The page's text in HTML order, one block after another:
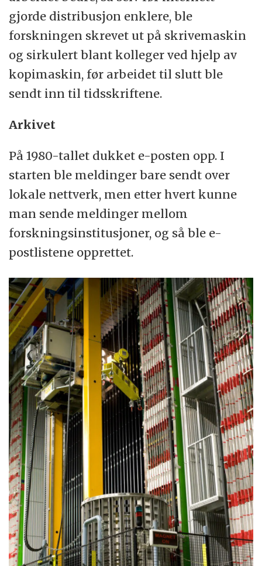
gjorde distribusjon enklere, ble
forskningen skrevet ut på skrivemaskin
og sirkulert blant kolleger ved hjelp av
kopimaskin, før arbeidet til slutt ble
sendt inn til tidsskriftene.
Arkivet
På 1980-tallet dukket e-posten opp. I
starten ble meldinger bare sendt over
lokale nettverk, men etter hvert kunne
man sende meldinger mellom
forskningsinstitusjoner, og så ble e-
postlistene opprettet.